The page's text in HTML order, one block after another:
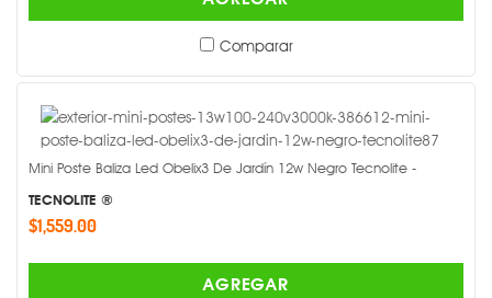
Comparar
Mini Poste Baliza Led Obelix3 De Jardín 12w Negro Tecnolite -
TECNOLITE ®
$1,559.00
AGREGAR